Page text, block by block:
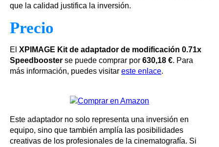
que la calidad justifica la inversión.
Precio
El XPIMAGE Kit de adaptador de modificación 0.71x
Speedbooster se puede comprar por 630,18 €. Para
más información, puedes visitar este enlace.
Este adaptador no solo representa una inversión en
equipo, sino que también amplía las posibilidades
creativas de los profesionales de la cinematografía. Si